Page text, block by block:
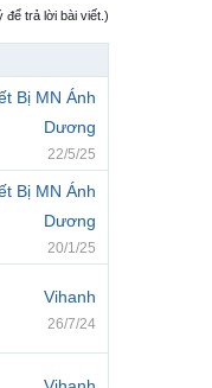
để trả lời bài viết.)
Bị MN Ánh
Dương
22/5/25
Bị MN Ánh
Dương
20/1/25
Vihanh
26/7/24